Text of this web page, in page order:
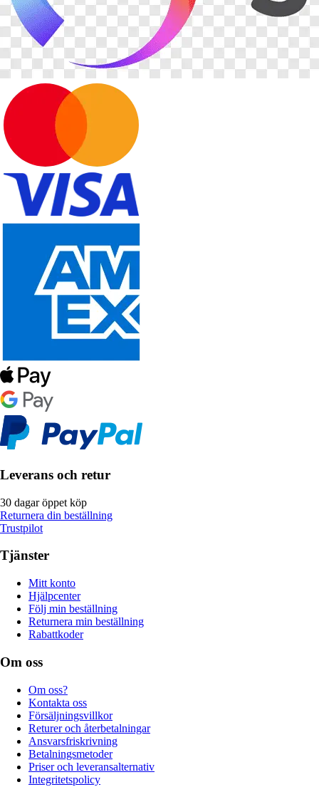
Leverans och retur
30 dagar öppet köp
Returnera din beställning
Trustpilot
Tjänster
Mitt konto
Hjälpcenter
Följ min beställning
Returnera min beställning
Rabattkoder
Om oss
Om oss?
Kontakta oss
Försäljningsvillkor
Returer och återbetalningar
Ansvarsfriskrivning
Betalningsmetoder
Priser och leveransalternativ
Integritetspolicy